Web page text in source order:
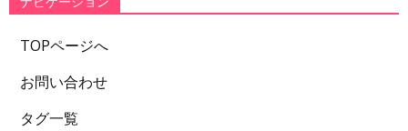
TOPページへ
お問い合わせ
タグ一覧